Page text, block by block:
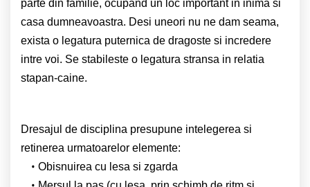
parte din familie, ocupand un loc important in inima si
casa dumneavoastra. Desi uneori nu ne dam seama,
exista o legatura puternica de dragoste si incredere
intre voi. Se stabileste o legatura stransa in relatia
stapan-caine.
Dresajul de disciplina presupune intelegerea si
retinerea urmatoarelor elemente:
Obisnuirea cu lesa si zgarda